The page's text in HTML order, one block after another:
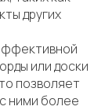
других
или доски
позволяет
ними более